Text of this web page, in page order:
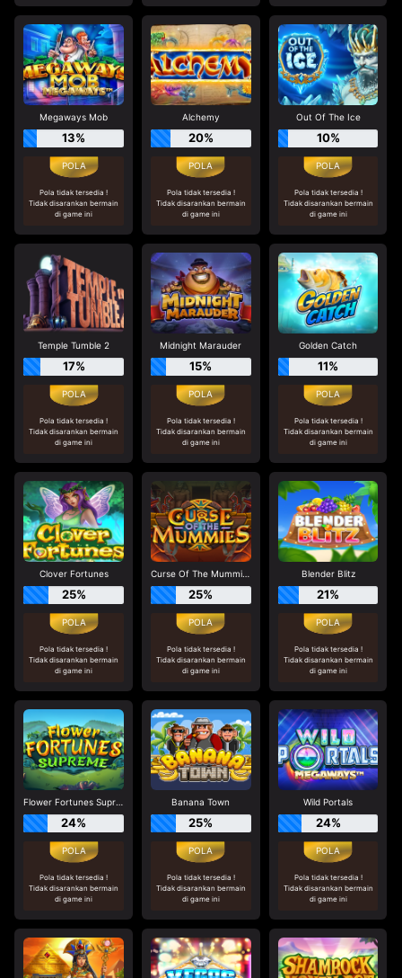
Megaways Mob
13%
Pola tidak tersedia !
Tidak disarankan bermain
di game ini
Alchemy
20%
Pola tidak tersedia !
Tidak disarankan bermain
di game ini
Out Of The Ice
10%
Pola tidak tersedia !
Tidak disarankan bermain
di game ini
Temple Tumble 2
17%
Pola tidak tersedia !
Tidak disarankan bermain
di game ini
Midnight Marauder
15%
Pola tidak tersedia !
Tidak disarankan bermain
di game ini
Golden Catch
11%
Pola tidak tersedia !
Tidak disarankan bermain
di game ini
Clover Fortunes
25%
Pola tidak tersedia !
Tidak disarankan bermain
di game ini
Curse Of The Mummies
25%
Pola tidak tersedia !
Tidak disarankan bermain
di game ini
Blender Blitz
21%
Pola tidak tersedia !
Tidak disarankan bermain
di game ini
Flower Fortunes Supreme
24%
Pola tidak tersedia !
Tidak disarankan bermain
di game ini
Banana Town
25%
Pola tidak tersedia !
Tidak disarankan bermain
di game ini
Wild Portals
24%
Pola tidak tersedia !
Tidak disarankan bermain
di game ini